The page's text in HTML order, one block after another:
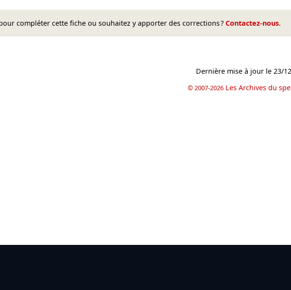
compléter cette fiche ou souhaitez y apporter des corrections ? Contactez-nous.
Mastodon
sur Bluesky
sur Facebook
Dernière mise à jour le23/
© 2007-2026 Les Archives du